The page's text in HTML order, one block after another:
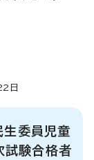
日
委員児童
試験合格者